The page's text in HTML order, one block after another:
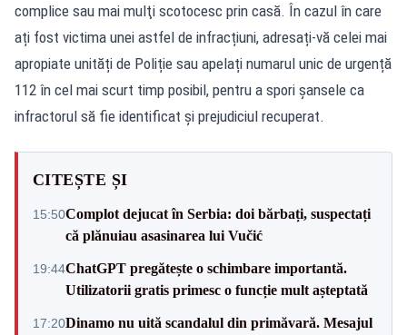
complice sau mai mulţi scotocesc prin casă. În cazul în care
ați fost victima unei astfel de infracțiuni, adresați-vă celei mai
apropiate unități de Poliție sau apelați numarul unic de urgență
112 în cel mai scurt timp posibil, pentru a spori șansele ca
infractorul să fie identificat și prejudiciul recuperat.
CITEȘTE ȘI
15:50Complot dejucat în Serbia: doi bărbați, suspectați
că plănuiau asasinarea lui Vučić
19:44ChatGPT pregătește o schimbare importantă.
Utilizatorii gratis primesc o funcție mult așteptată
17:20Dinamo nu uită scandalul din primăvară. Mesajul